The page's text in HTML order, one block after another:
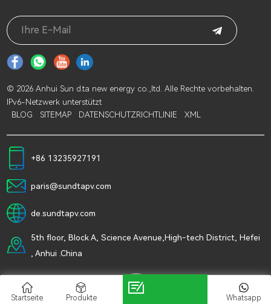
© 2026 Anhui Sun d.ta new energy co.,ltd. Alle Rechte vorbehalten.
IPv6-Netzwerk unterstützt
BLOG
SITEMAP DATENSCHUTZRICHTLINIE XML
+86 13235927191
paris@sundtapv.com
de.sundtapv.com
5th floor, Block A, Science Avenue,High-tech District, Hefei
, Anhui .China
Startseite Produkte Whatsapp